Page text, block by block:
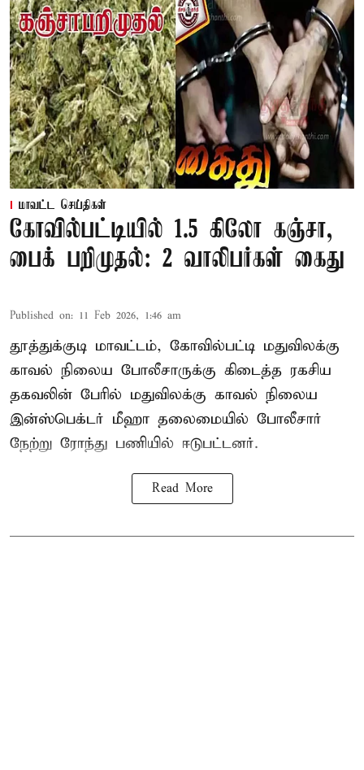
மாவட்ட செய்திகள்
கோவில்பட்டியில் 1.5 கிலோ கஞ்சா,
பைக் பறிமுதல்: 2 வாலிபர்கள் கைது
Published on: 11 Feb 2026, 1:46 am
தூத்துக்குடி மாவட்டம், கோவில்பட்டி மதுவிலக்கு
காவல் நிலைய போலீசாருக்கு கிடைத்த ரகசிய
தகவலின் பேரில் மதுவிலக்கு காவல் நிலைய
இன்ஸ்பெக்டர் மீஹா தலைமையில் போலீசார்
நேற்று ரோந்து பணியில் ஈடுபட்டனர்.
Read More